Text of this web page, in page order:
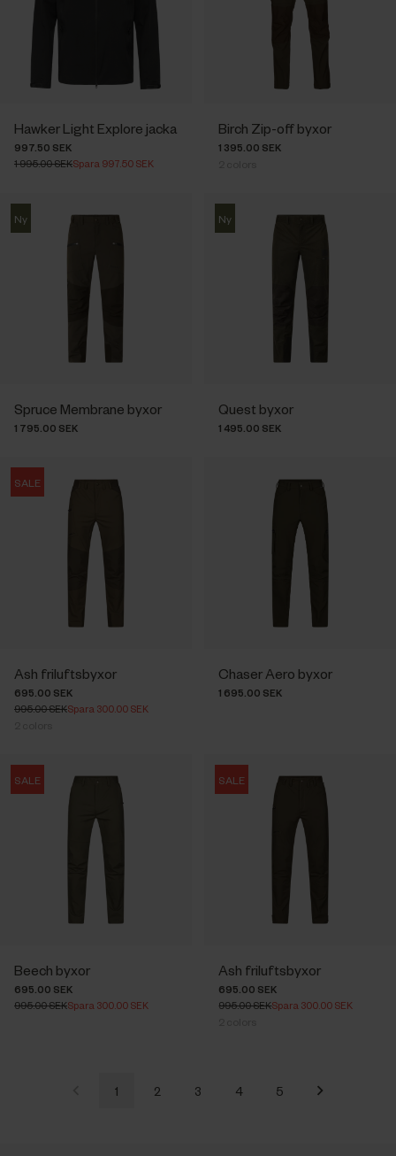
Hawker Light Explore jacka
997.50 SEK
1 995.00 SEKSpara 997.50 SEK
Birch Zip-off byxor
1 395.00 SEK
Ny
Spruce Membrane byxor
1 795.00 SEK
Ny
Quest byxor
1 495.00 SEK
SALE
Ash friluftsbyxor
695.00 SEK
995.00 SEKSpara 300.00 SEK
Chaser Aero byxor
1 695.00 SEK
SALE
Beech byxor
695.00 SEK
995.00 SEKSpara 300.00 SEK
SALE
Ash friluftsbyxor
695.00 SEK
995.00 SEKSpara 300.00 SEK
1 2 3 4 5